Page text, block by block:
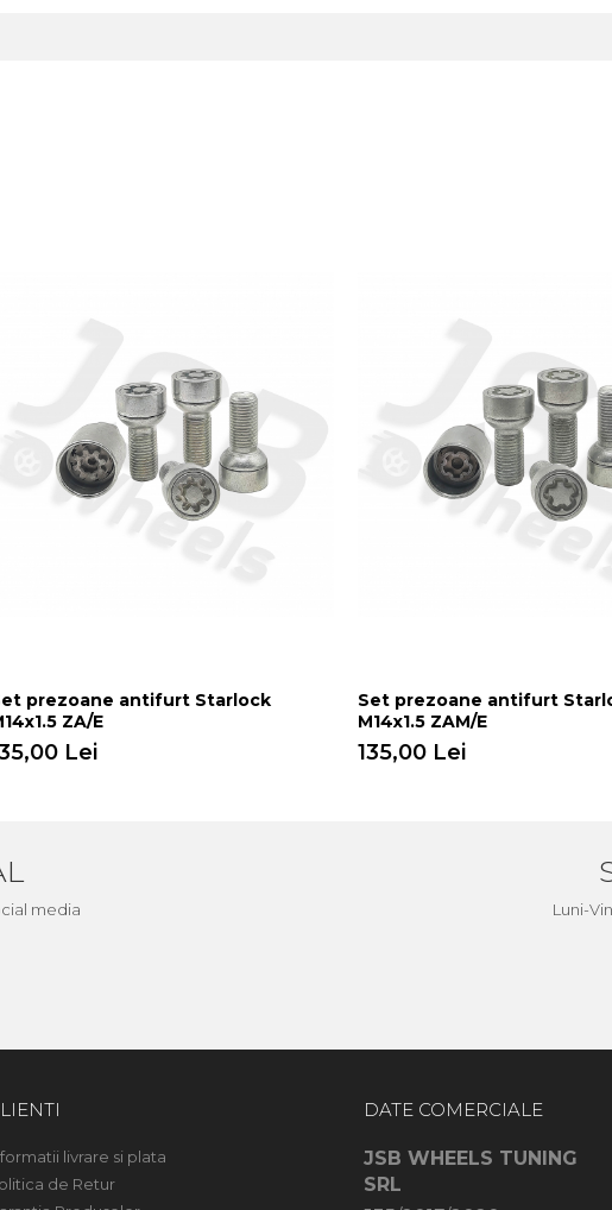
prezoane antifurt Starlock
ZA/E
Lei
Set prezoane antifurt
M14x1.5 ZAM/E
135,00 Lei
media Luni-
livrare si plata
de Retur
DATE COMERCIALE
JSB WHEELS TUNING
SRL